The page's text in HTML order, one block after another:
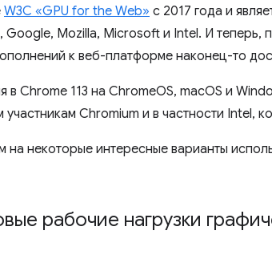
W3C «GPU for the Web» с 2017 года и
Google, Mozilla, Microsoft и Intel. И
к веб-платформе наконец-то
в Chrome 113 на ChromeOS, macOS и
Chromium и в частности Intel,
на некоторые интересные варианты
рабочие нагрузки